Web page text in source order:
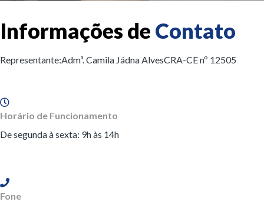
Informações de Contato
Representante:Admª. Camila Jádna AlvesCRA-CE nº 12505
Horário de Funcionamento
De segunda à sexta: 9h às 14h
Fone